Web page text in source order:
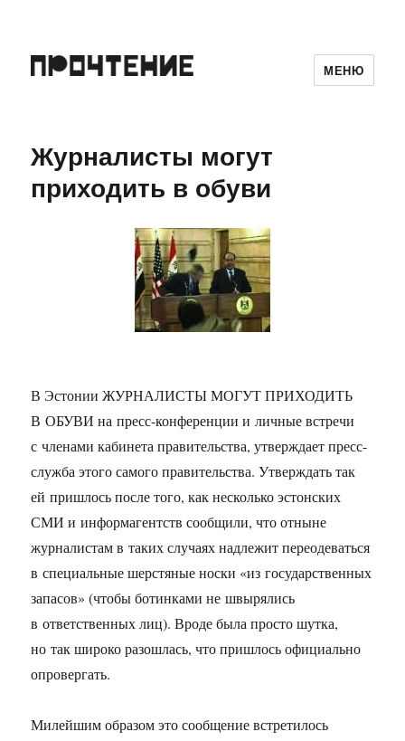
МЕНЮ
Журналисты могут
приходить в обуви
В Эстонии ЖУРНАЛИСТЫ МОГУТ ПРИХОДИТЬ
В ОБУВИ на пресс-конференции и личные встречи
с членами кабинета правительства, утверждает пресс-
служба этого самого правительства. Утверждать так
ей пришлось после того, как несколько эстонских
СМИ и информагентств сообщили, что отныне
журналистам в таких случаях надлежит переодеваться
в специальные шерстяные носки «из государственных
запасов» (чтобы ботинками не швырялись
в ответственных лиц). Вроде была просто шутка,
но так широко разошлась, что пришлось официально
опровергать.
Милейшим образом это сообщение встретилось